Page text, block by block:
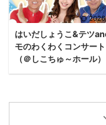
はいだしょうこ&テツ
モのわくわくコンサート
（＠しこちゅ～ホール）